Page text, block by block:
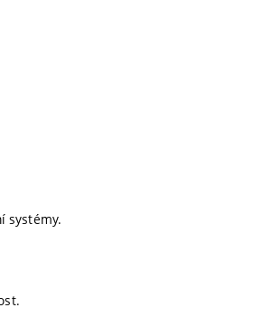
systémy.